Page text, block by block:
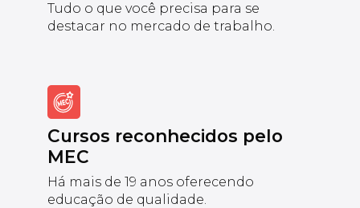
Tudo o que você precisa para se
destacar no mercado de trabalho.
Cursos reconhecidos pelo
MEC
Há mais de 19 anos oferecendo
educação de qualidade.